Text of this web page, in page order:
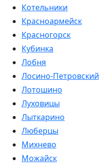
Котельники
Красноармейск
Красногорск
Кубинка
Лобня
Лосино-Петровский
Лотошино
Луховицы
Лыткарино
Люберцы
Михнево
Можайск